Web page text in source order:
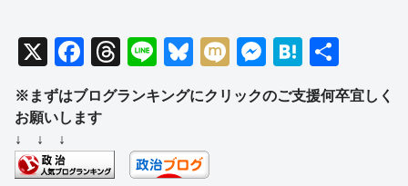
X
F
a
c
b
T
hr
e
d
Li
n
e
Bl
e
y
M
ixi
M
ss
H
at
e
有
※まずはブログランキングにクリックのご支援何卒宜しく
お願いします
↓ ↓ ↓